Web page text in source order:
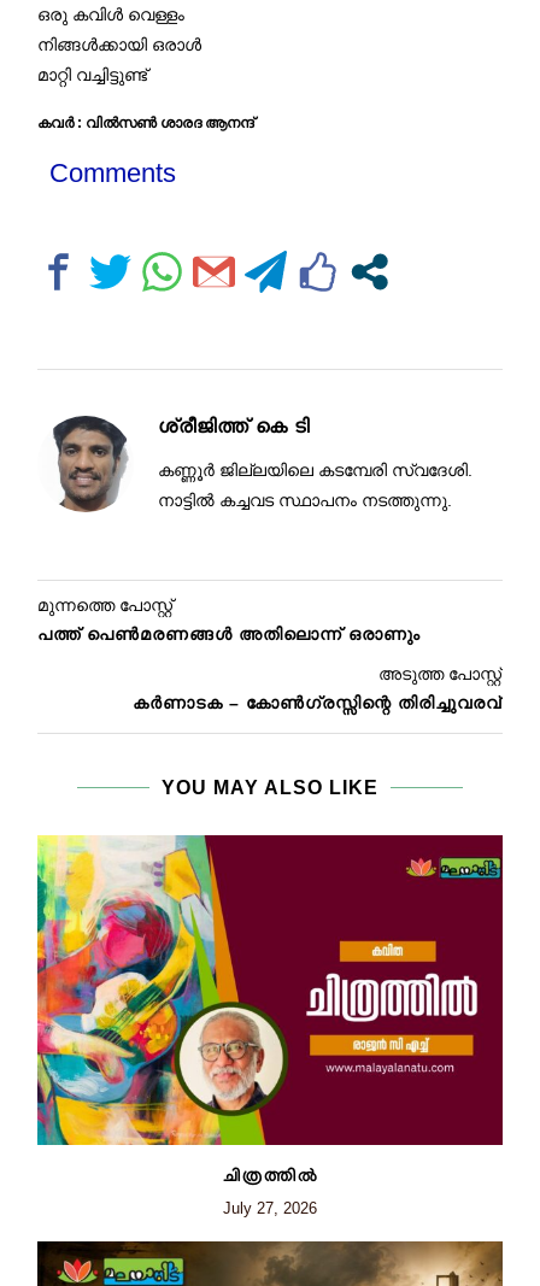
ഒരു കവിള്‍ വെള്ളം
നിങ്ങള്‍ക്കായി ഒരാള്‍
മാറ്റി വച്ചിട്ടുണ്ട്
കവർ : വിൽസൺ ശാരദ ആനന്ദ്
Comments
ശ്രീജിത്ത്‌ കെ ടി
കണ്ണൂർ ജില്ലയിലെ കടമ്പേരി സ്വദേശി.
നാട്ടിൽ കച്ചവട സ്ഥാപനം നടത്തുന്നു.
മുന്നത്തെ പോസ്റ്റ്
പത്ത് പെൺമരണങ്ങൾ അതിലൊന്ന് ഒരാണും
അടുത്ത പോസ്റ്റ്
കർണാടക – കോൺഗ്രസ്സിന്റെ തിരിച്ചുവരവ്
YOU MAY ALSO LIKE
ചിത്രത്തില്‍
July 27, 2026